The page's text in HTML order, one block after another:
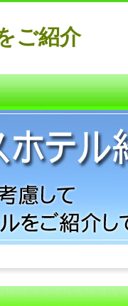
ご紹介